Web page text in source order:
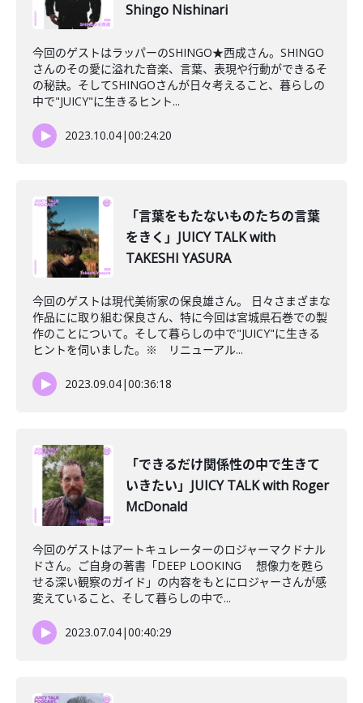
Shingo Nishinari
今回のゲストはラッパーのSHINGO★西成さん。SHINGO
さんのその愛に溢れた音楽、言葉、表現や行動ができるそ
の秘訣。そしてSHINGOさんが日々考えること、暮らしの
中で"JUICY"に生きるヒント...
2023.10.04|00:24:20
「言葉をもたないものたちの言葉
をきく」JUICY TALK with
TAKESHI YASURA
今回のゲストは現代美術家の保良雄さん。 日々さまざまな
作品にに取り組む保良さん、特に今回は宮城県石巻での製
作のことについて。そして暮らしの中で"JUICY"に生きる
ヒントを伺いました。※ リニューアル...
2023.09.04|00:36:18
「できるだけ関係性の中で生きて
いきたい」JUICY TALK with Roger
McDonald
今回のゲストはアートキュレーターのロジャーマクドナル
ドさん。ご自身の著書「DEEP LOOKING 想像力を甦ら
せる深い観察のガイド」の内容をもとにロジャーさんが感
変えていること、そして暮らしの中で...
2023.07.04|00:40:29